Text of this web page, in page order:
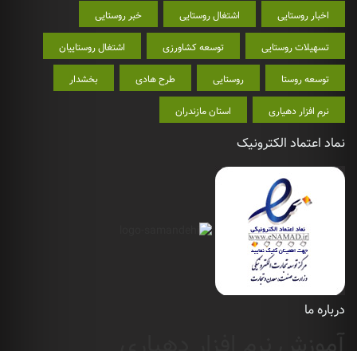
اخبار روستایی اشتغال روستایی خبر روستایی
تسهیلات روستایی توسعه کشاورزی اشتغال روستاییان
توسعه روستا روستایی طرح هادی بخشدار
نرم افزار دهیاری استان مازندران
نماد اعتماد الکترونیک
درباره ما